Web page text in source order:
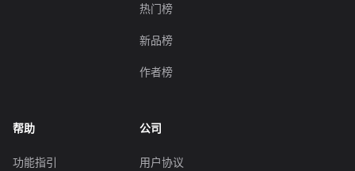
热门榜
新品榜
作者榜
帮助
功能指引
公司
用户协议